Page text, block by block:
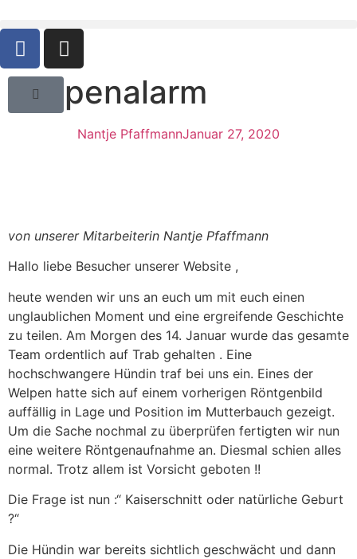
Welpenalarm
Nantje PfaffmannJanuar 27, 2020
von unserer Mitarbeiterin Nantje Pfaffmann
Hallo liebe Besucher unserer Website ,
heute wenden wir uns an euch um mit euch einen
unglaublichen Moment und eine ergreifende Geschichte
zu teilen. Am Morgen des 14. Januar wurde das gesamte
Team ordentlich auf Trab gehalten . Eine
hochschwangere Hündin traf bei uns ein. Eines der
Welpen hatte sich auf einem vorherigen Röntgenbild
auffällig in Lage und Position im Mutterbauch gezeigt.
Um die Sache nochmal zu überprüfen fertigten wir nun
eine weitere Röntgenaufnahme an. Diesmal schien alles
normal. Trotz allem ist Vorsicht geboten !!
Die Frage ist nun :“ Kaiserschnitt oder natürliche Geburt
?“
Die Hündin war bereits sichtlich geschwächt und dann